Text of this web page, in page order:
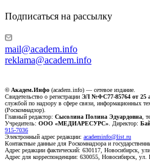
Подписаться на рассылку
mail@academ.info
reklama@academ.info
© Академ.Инфо (academ.info) — сетевое издание.
Свидетельство о регистрации ЭЛ №ФС77-85764 от 25
службой по надзору в сфере связи, информационных
(Роскомнадзор).
Главный редактор: Сысолина Полина Эдуардовна ,
Учредитель: ООО «МЕДИАРЕСУРС» . Директор:
915-7036
Электронный адрес редакции: academinfo@list.ru
Контактные данные для Роскомнадзора и
Адрес редакции фактический: 630117, Новосибирск,
Адрес для корреспонденции: 630055, Новосибирск, ул.